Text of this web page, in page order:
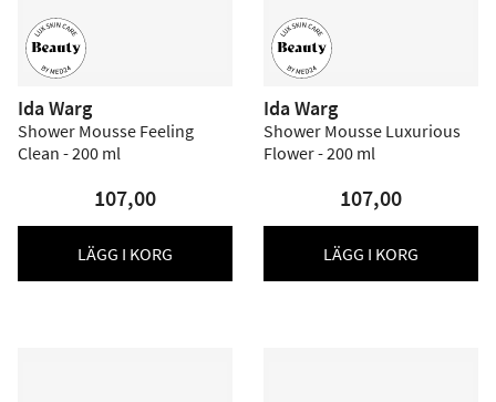
Ida Warg
Shower Mousse Feeling
Clean - 200 ml
107,00
LÄGG I KORG
Ida Warg
Shower Mousse Luxurious
Flower - 200 ml
107,00
LÄGG I KORG